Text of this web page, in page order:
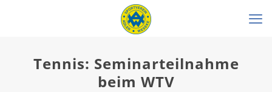
Tennis: Seminarteilnahme
beim WTV